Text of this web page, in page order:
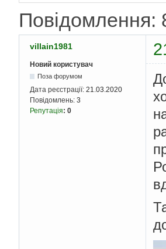
Повідомлення:
villain1981
Новий користувач
Поза форумом
Дата реєстрації: 21.03.2020
Повідомлень: 3
Репутація: 0